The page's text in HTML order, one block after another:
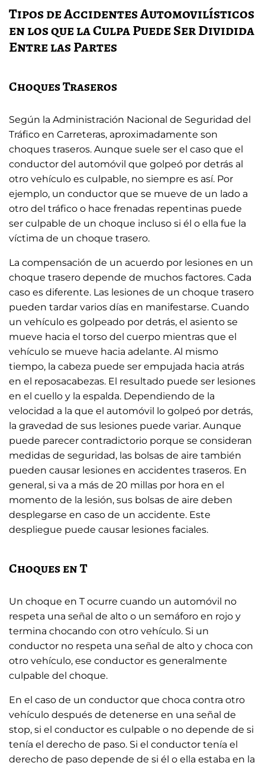
Tipos de Accidentes Automovilísticos
en los que la Culpa Puede Ser Dividida
Entre las Partes
Choques Traseros
Según la Administración Nacional de Seguridad del
Tráfico en Carreteras, aproximadamente son
choques traseros. Aunque suele ser el caso que el
conductor del automóvil que golpeó por detrás al
otro vehículo es culpable, no siempre es así. Por
ejemplo, un conductor que se mueve de un lado a
otro del tráfico o hace frenadas repentinas puede
ser culpable de un choque incluso si él o ella fue la
víctima de un choque trasero.
La compensación de un acuerdo por lesiones en un
choque trasero depende de muchos factores. Cada
caso es diferente. Las lesiones de un choque trasero
pueden tardar varios días en manifestarse. Cuando
un vehículo es golpeado por detrás, el asiento se
mueve hacia el torso del cuerpo mientras que el
vehículo se mueve hacia adelante. Al mismo
tiempo, la cabeza puede ser empujada hacia atrás
en el reposacabezas. El resultado puede ser lesiones
en el cuello y la espalda. Dependiendo de la
velocidad a la que el automóvil lo golpeó por detrás,
la gravedad de sus lesiones puede variar. Aunque
puede parecer contradictorio porque se consideran
medidas de seguridad, las bolsas de aire también
pueden causar lesiones en accidentes traseros. En
general, si va a más de 20 millas por hora en el
momento de la lesión, sus bolsas de aire deben
desplegarse en caso de un accidente. Este
despliegue puede causar lesiones faciales.
Choques en T
Un choque en T ocurre cuando un automóvil no
respeta una señal de alto o un semáforo en rojo y
termina chocando con otro vehículo. Si un
conductor no respeta una señal de alto y choca con
otro vehículo, ese conductor es generalmente
culpable del choque.
En el caso de un conductor que choca contra otro
vehículo después de detenerse en una señal de
stop, si el conductor es culpable o no depende de si
tenía el derecho de paso. Si el conductor tenía el
derecho de paso depende de si él o ella estaba en la